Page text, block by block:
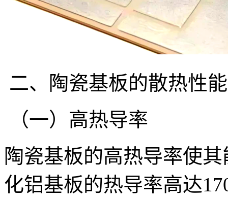
二、陶瓷基板的散热性
（一）高热导率
陶瓷基板的高热导率使
化铝基板的热导率高达